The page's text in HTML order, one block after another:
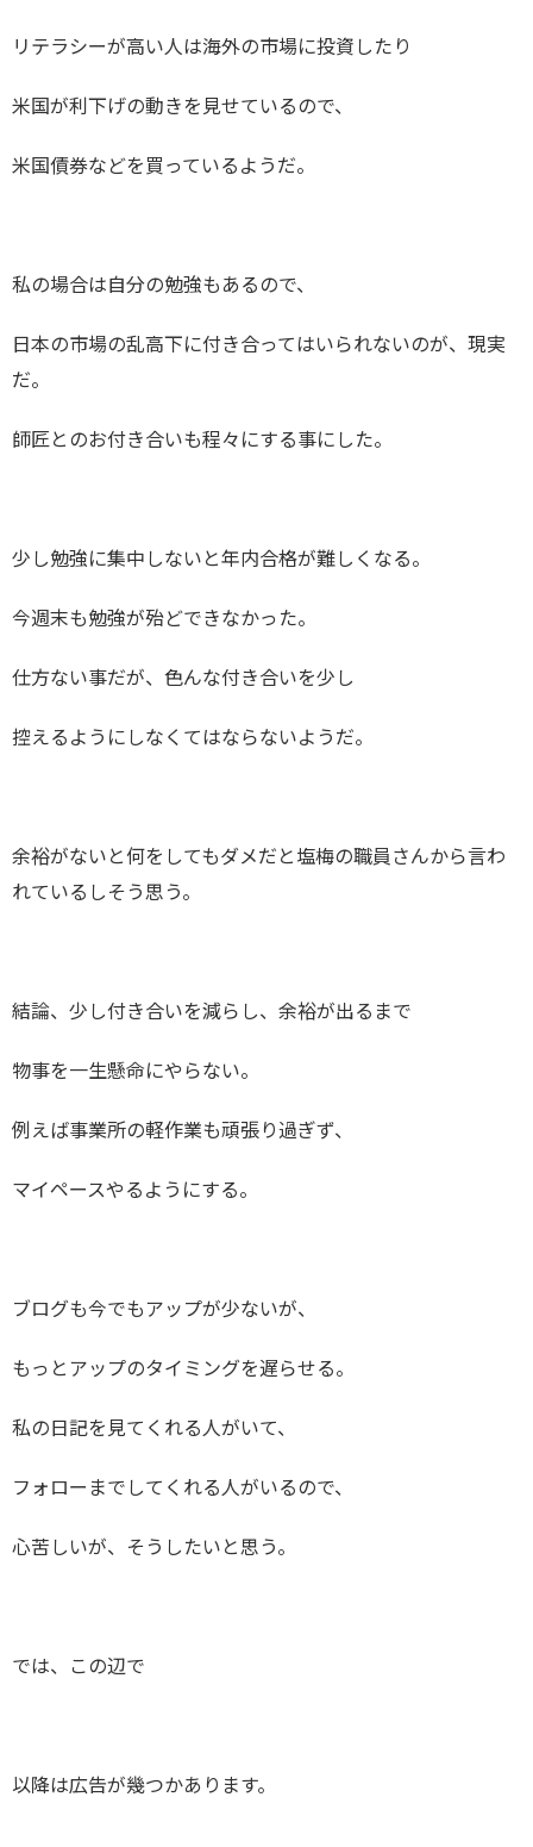
リテラシーが高い人は海外の市場に投資したり
米国が利下げの動きを見せているので、
米国債券などを買っているようだ。
私の場合は自分の勉強もあるので、
日本の市場の乱高下に付き合ってはいられないのが、現実
だ。
師匠とのお付き合いも程々にする事にした。
少し勉強に集中しないと年内合格が難しくなる。
今週末も勉強が殆どできなかった。
仕方ない事だが、色んな付き合いを少し
控えるようにしなくてはならないようだ。
余裕がないと何をしてもダメだと塩梅の職員さんから言わ
れているしそう思う。
結論、少し付き合いを減らし、余裕が出るまで
物事を一生懸命にやらない。
例えば事業所の軽作業も頑張り過ぎず、
マイペースやるようにする。
ブログも今でもアップが少ないが、
もっとアップのタイミングを遅らせる。
私の日記を見てくれる人がいて、
フォローまでしてくれる人がいるので、
心苦しいが、そうしたいと思う。
では、この辺で
以降は広告が幾つかあります。